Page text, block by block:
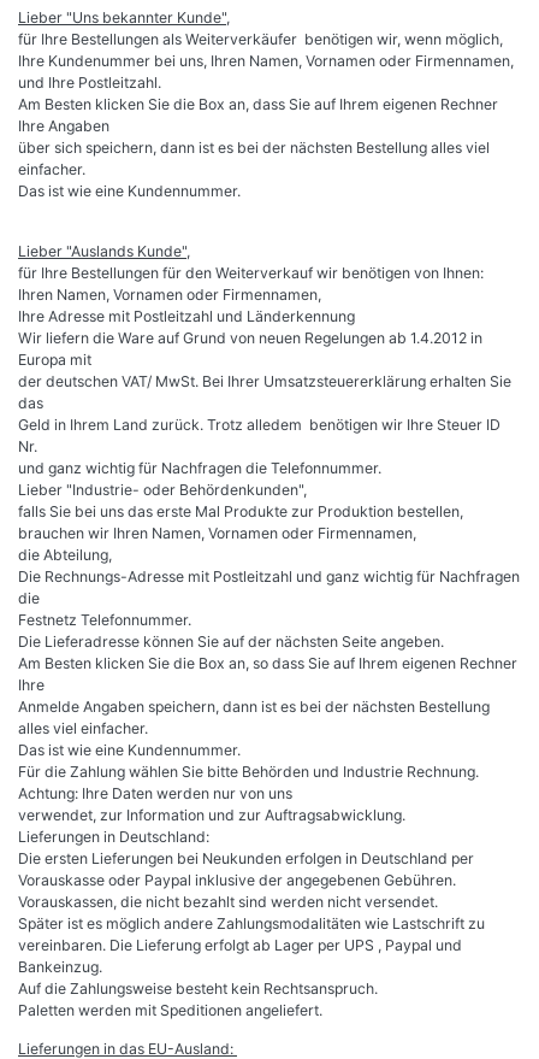
Lieber "Uns bekannter Kunde",
für Ihre Bestellungen als Weiterverkäufer benötigen wir, wenn möglich,
Ihre Kundenummer bei uns, Ihren Namen, Vornamen oder Firmennamen,
und Ihre Postleitzahl.
Am Besten klicken Sie die Box an, dass Sie auf Ihrem eigenen Rechner
Ihre Angaben
über sich speichern, dann ist es bei der nächsten Bestellung alles viel
einfacher.
Das ist wie eine Kundennummer.
Lieber "Auslands Kunde",
für Ihre Bestellungen für den Weiterverkauf wir benötigen von Ihnen:
Ihren Namen, Vornamen oder Firmennamen,
Ihre Adresse mit Postleitzahl und Länderkennung
Wir liefern die Ware auf Grund von neuen Regelungen ab 1.4.2012 in
Europa mit
der deutschen VAT/ MwSt. Bei Ihrer Umsatzsteuererklärung erhalten Sie
das
Geld in Ihrem Land zurück. Trotz alledem benötigen wir Ihre Steuer ID
Nr.
und ganz wichtig für Nachfragen die Telefonnummer.
Lieber "Industrie- oder Behördenkunden",
falls Sie bei uns das erste Mal Produkte zur Produktion bestellen,
brauchen wir Ihren Namen, Vornamen oder Firmennamen,
die Abteilung,
Die Rechnungs-Adresse mit Postleitzahl und ganz wichtig für Nachfragen
die
Festnetz Telefonnummer.
Die Lieferadresse können Sie auf der nächsten Seite angeben.
Am Besten klicken Sie die Box an, so dass Sie auf Ihrem eigenen Rechner
Ihre
Anmelde Angaben speichern, dann ist es bei der nächsten Bestellung
alles viel einfacher.
Das ist wie eine Kundennummer.
Für die Zahlung wählen Sie bitte Behörden und Industrie Rechnung.
Achtung: Ihre Daten werden nur von uns
verwendet, zur Information und zur Auftragsabwicklung.
Lieferungen in Deutschland:
Die ersten Lieferungen bei Neukunden erfolgen in Deutschland per
Vorauskasse oder Paypal inklusive der angegebenen Gebühren.
Vorauskassen, die nicht bezahlt sind werden nicht versendet.
Später ist es möglich andere Zahlungsmodalitäten wie Lastschrift zu
vereinbaren. Die Lieferung erfolgt ab Lager per UPS , Paypal und
Bankeinzug.
Auf die Zahlungsweise besteht kein Rechtsanspruch.
Paletten werden mit Speditionen angeliefert.
Lieferungen in das EU-Ausland: